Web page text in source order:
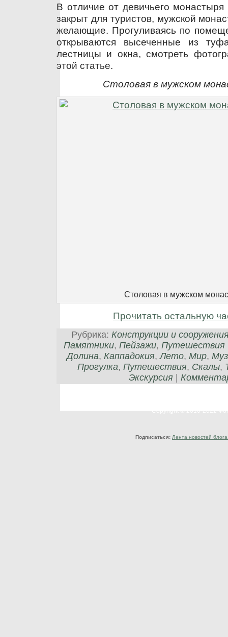
В отличие от девичьего
закрыт для туристов, мужской
желающие. Прогуливаясь по
открываются высеченные из
лестницы и окна, смотреть
этой статье.
Столовая в мужском
Столовая в мужском
Прочитать остальную
Рубрика: Конструкции и
Памятники, Пейзажи, Путешествия
Долина, Каппадокия,Лето, Мир,
Прогулка, Путешествия, Скалы,
Экскурсия |
Подписаться: Лента новостей